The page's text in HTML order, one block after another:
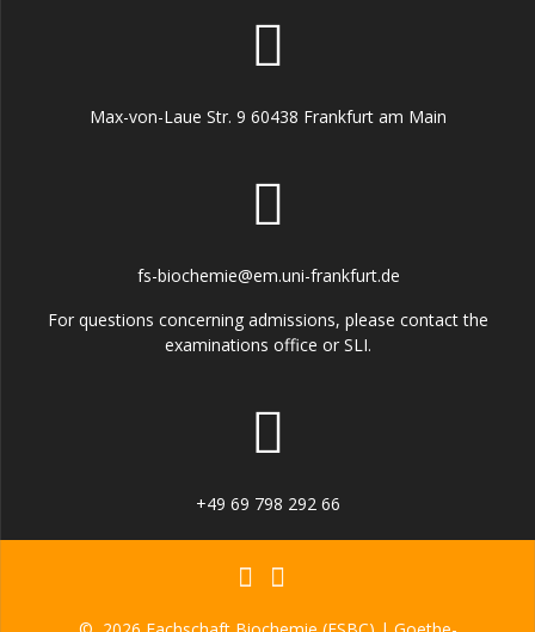
Max-von-Laue Str. 9 60438 Frankfurt am Main
fs-biochemie@em.uni-frankfurt.de
For questions concerning admissions, please contact the
examinations office or SLI.
+49 69 798 292 66